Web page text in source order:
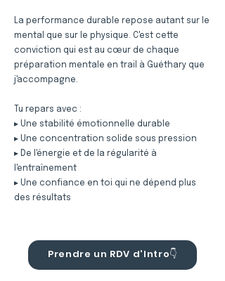
La performance durable repose autant sur le
mental que sur le physique. C'est cette
conviction qui est au cœur de chaque
préparation mentale en trail à Guéthary que
j'accompagne.
Tu repars avec :
▸ Une stabilité émotionnelle durable
▸ Une concentration solide sous pression
▸ De l'énergie et de la régularité à
l'entraînement
▸ Une confiance en toi qui ne dépend plus
des résultats
Prendre un RDV d'Intro👇